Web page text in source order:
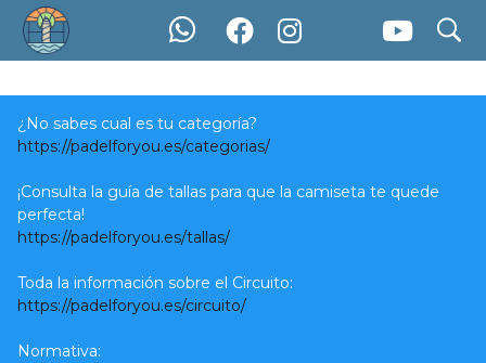
search
Inscripción
¿No sabes cual es tu categoría?
https://padelforyou.es/categorias/
¡Consulta la guía de tallas para que la camiseta te quede
perfecta!
https://padelforyou.es/tallas/
Toda la información sobre el Circuito:
https://padelforyou.es/circuito/
Normativa: